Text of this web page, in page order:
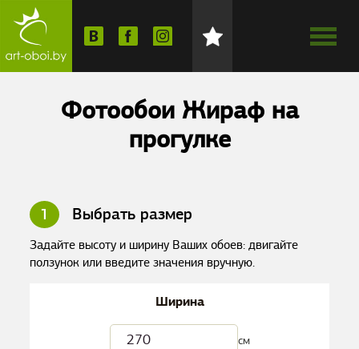
Фотообои Жираф на
прогулке
1 Выбрать размер
Задайте высоту и ширину Ваших обоев: двигайте
ползунок или введите значения вручную.
Ширина
см